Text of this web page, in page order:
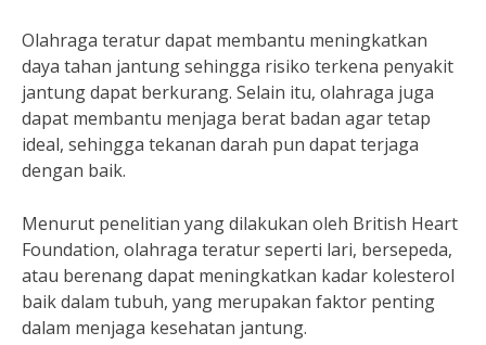
Olahraga teratur dapat membantu meningkatkan
daya tahan jantung sehingga risiko terkena penyakit
jantung dapat berkurang. Selain itu, olahraga juga
dapat membantu menjaga berat badan agar tetap
ideal, sehingga tekanan darah pun dapat terjaga
dengan baik.
Menurut penelitian yang dilakukan oleh British Heart
Foundation, olahraga teratur seperti lari, bersepeda,
atau berenang dapat meningkatkan kadar kolesterol
baik dalam tubuh, yang merupakan faktor penting
dalam menjaga kesehatan jantung.